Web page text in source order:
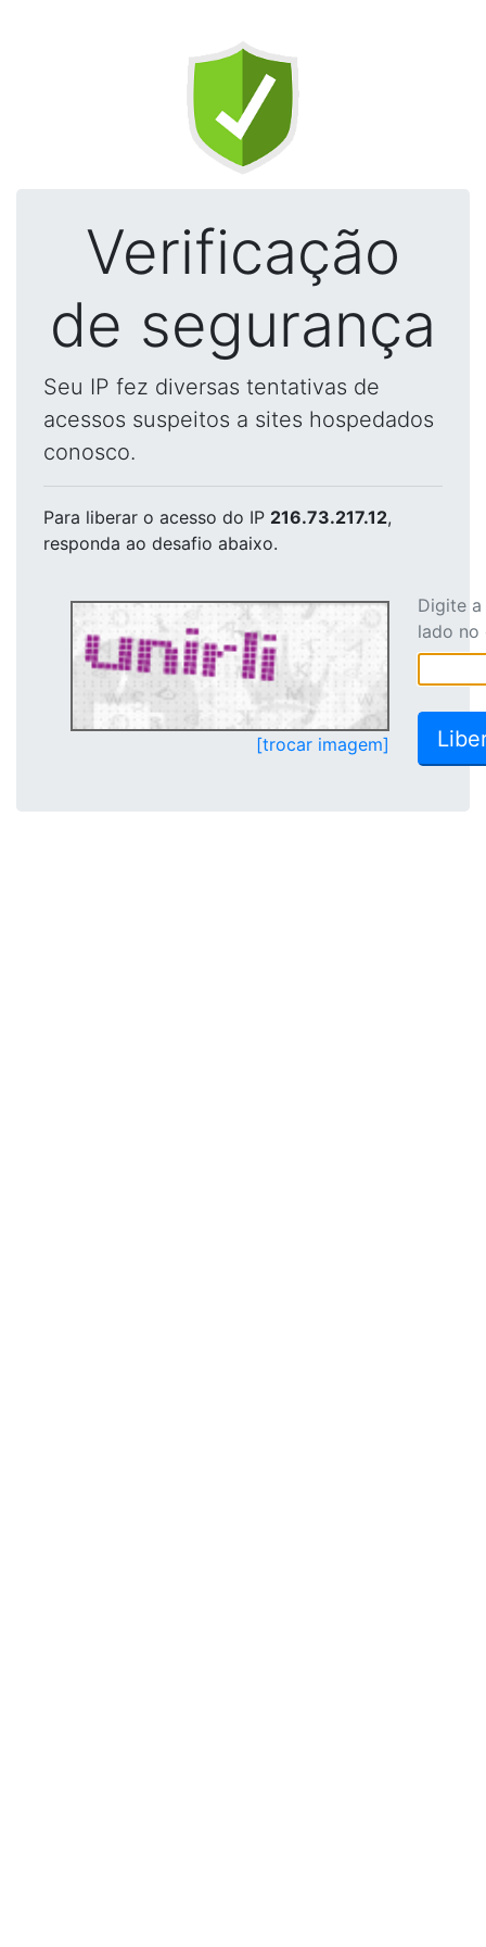
Verificação
de segurança
Seu IP fez diversas tentativas de
acessos suspeitos a sites hospedados
conosco.
Para liberar o acesso do IP 216.73.217.12,
responda ao desafio abaixo.
[trocar imagem]
Digite
lado no